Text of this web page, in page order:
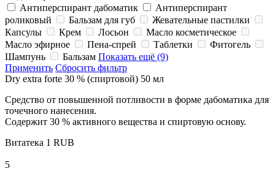
Антиперспирант дабоматик
Антиперспирант
роликовый
Бальзам для губ
Жевательные пастилки
Капсулы
Крем Лосьон
Масло косметическое
Масло эфирное
Пена-спрей Таблетки
Фитогель
Шампунь
Бальзам Показать ещё (9)
Применить Сбросить фильтр
Dry extra forte 30 % (спиртовой) 50 мл
Средство от повышенной потливости в форме дабоматика для
точечного нанесения.
Содержит 30 % активного вещества и спиртовую основу.
Витатека 1 RUB
5